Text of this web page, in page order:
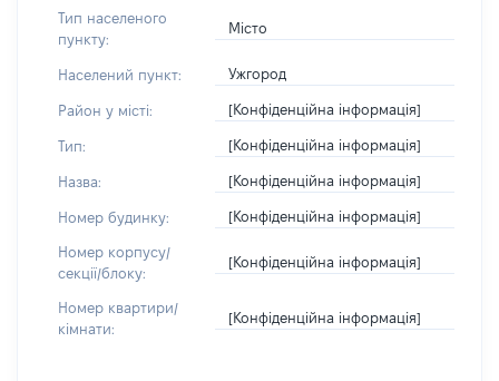
Тип населеного
пункту:
Місто
Населений пункт: Ужгород
Район у місті: [Конфіденційна інформація]
Тип: [Конфіденційна інформація]
Назва: [Конфіденційна інформація]
Номер будинку: [Конфіденційна інформація]
Номер корпусу/
секції/блоку:
[Конфіденційна інформація]
Номер квартири/
кімнати:
[Конфіденційна інформація]